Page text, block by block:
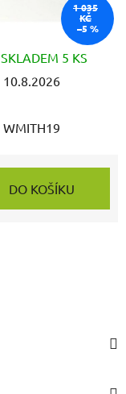
SKLADEM 5 KS
10.8.2026
WMITH19
DO KOŠÍKU
1 035
KČ
–5 %